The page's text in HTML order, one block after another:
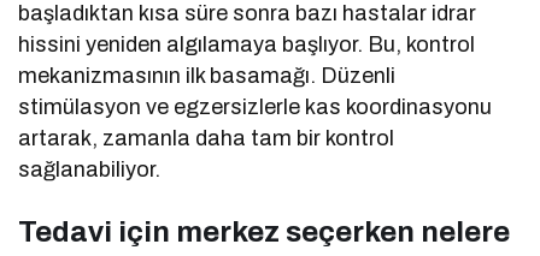
başladıktan kısa süre sonra bazı hastalar idrar
hissini yeniden algılamaya başlıyor. Bu, kontrol
mekanizmasının ilk basamağı. Düzenli
stimülasyon ve egzersizlerle kas koordinasyonu
artarak, zamanla daha tam bir kontrol
sağlanabiliyor.
Tedavi için merkez seçerken nelere